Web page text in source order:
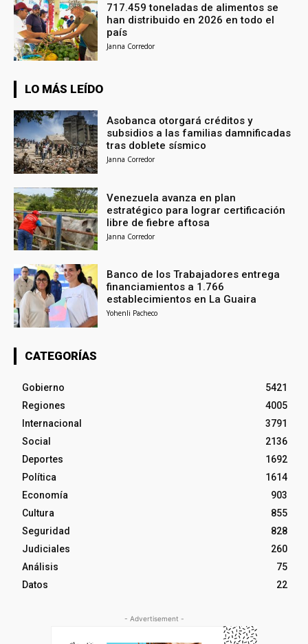
717.459 toneladas de alimentos se
han distribuido en 2026 en todo el
país
Janna Corredor
LO MÁS LEÍDO
Asobanca otorgará créditos y
subsidios a las familias damnificadas
tras doblete sísmico
Janna Corredor
Venezuela avanza en plan
estratégico para lograr certificación
libre de fiebre aftosa
Janna Corredor
Banco de los Trabajadores entrega
financiamientos a 1.766
establecimientos en La Guaira
Yohenli Pacheco
CATEGORÍAS
Gobierno
5421
Regiones
4005
Internacional
3791
Social
2136
Deportes
1692
Política
1614
Economía
903
Cultura
855
Seguridad
828
Judiciales
260
Análisis
75
Datos
22
- Advertisement -